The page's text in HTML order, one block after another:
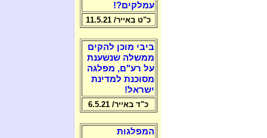
עמלקים?!
כ"ט באייר/ 11.5.21
ביבי מוכן להקים
ממשלה שנשענת
על רע"ם, מפלגה
מסוכנת למדינת
ישראל!
כ"ד באייר/ 6.5.21
המפלגות